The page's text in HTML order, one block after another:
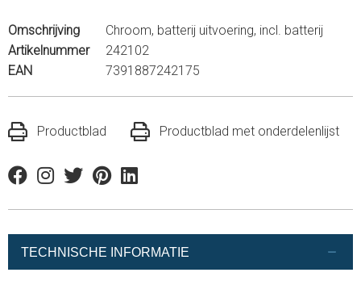
Omschrijving
Chroom, batterij uitvoering, incl. batterij
Artikelnummer
242102
EAN
7391887242175
Productblad Productblad met onderdelenlijst
FacebookInstagram
TwitterPinterestLinkedin
TECHNISCHE INFORMATIE